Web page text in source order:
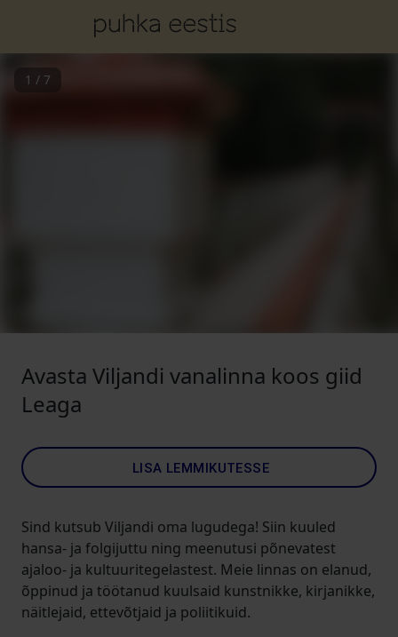
1 / 7
Avasta Viljandi vanalinna koos giid
Leaga
LISA LEMMIKUTESSE
Sind kutsub Viljandi oma lugudega! Siin kuuled
hansa- ja folgijuttu ning meenutusi põnevatest
ajaloo- ja kultuuritegelastest. Meie linnas on elanud,
õppinud ja töötanud kuulsaid kunstnikke, kirjanikke,
näitlejaid, ettevõtjaid ja poliitikuid.